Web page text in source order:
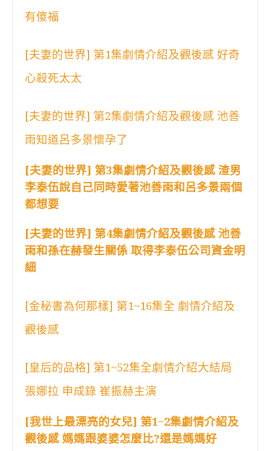
有傻福
[夫妻的世界] 第1集劇情介紹及觀後感 好奇
心殺死太太
[夫妻的世界] 第2集劇情介紹及觀後感 池善
雨知道呂多景懷孕了
[夫妻的世界] 第3集劇情介紹及觀後感 渣男
李泰伍說自己同時愛著池善雨和呂多景兩個
都想要
[夫妻的世界] 第4集劇情介紹及觀後感 池善
雨和孫在赫發生關係 取得李泰伍公司資金明
細
[金秘書為何那樣] 第1~16集全 劇情介紹及
觀後感
[皇后的品格] 第1~52集全劇情介紹大結局
張娜拉 申成錄 崔振赫主演
[我世上最漂亮的女兒] 第1~2集劇情介紹及
觀後感 媽媽跟婆婆怎麼比?還是媽媽好